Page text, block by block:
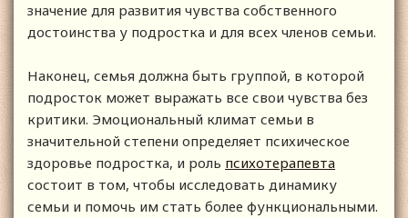
значение для развития чувства собственного
достоинства у подростка и для всех членов семьи.
Наконец, семья должна быть группой, в которой
подросток может выражать все свои чувства без
критики. Эмоциональный климат семьи в
значительной степени определяет психическое
здоровье подростка, и роль психотерапевта
состоит в том, чтобы исследовать динамику
семьи и помочь им стать более функциональными.